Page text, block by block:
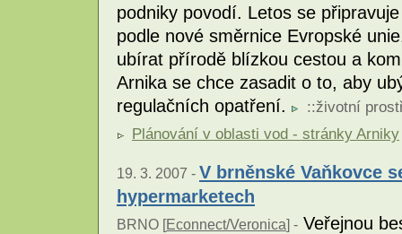
podniky povodí. Letos se
podle nové směrnice Evropské
ubírat přírodě blízkou cestou a
Arnika se chce zasadit o to, aby
regulačních opatření.
::životní
Plánování v oblasti vod - stránky Arniky
19. 3. 2007 - V brněnské Vaňkovce
hypermarketech
BRNO [Econnect/Veronica] - Veřejnou